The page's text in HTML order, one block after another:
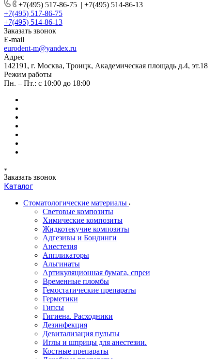
+7(495) 517-86-75 | +7(495) 514-86-13
+7(495) 517-86-75
+7(495) 514-86-13
Заказать звонок
E-mail
eurodent-m@yandex.ru
Адрес
142191, г. Москва, Троицк, Академическая площадь д.4, эт.18
Режим работы
Пн. – Пт.: с 10:00 до 18:00
Заказать звонок
Каталог
Стоматологические материалы
Световые композиты
Химические композиты
Жидкотекучие композиты
Адгезивы и Бондинги
Анестезия
Аппликаторы
Альгинаты
Артикуляционная бумага, спреи
Временные пломбы
Гемостатические препараты
Герметики
Гипсы
Гигиена. Расходники
Дезинфекция
Девитализация пульпы
Иглы и шприцы для анестезии.
Костные препараты